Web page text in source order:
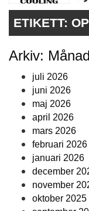
KONTAKT
ETIKETT:
Arkiv: Månad
juli 2026
juni 2026
maj 2026
april 2026
mars 2026
februari 2026
januari 2026
december
november
oktober 2025